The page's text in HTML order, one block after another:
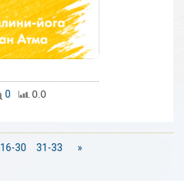
0 0.0
16-30 31-33 »